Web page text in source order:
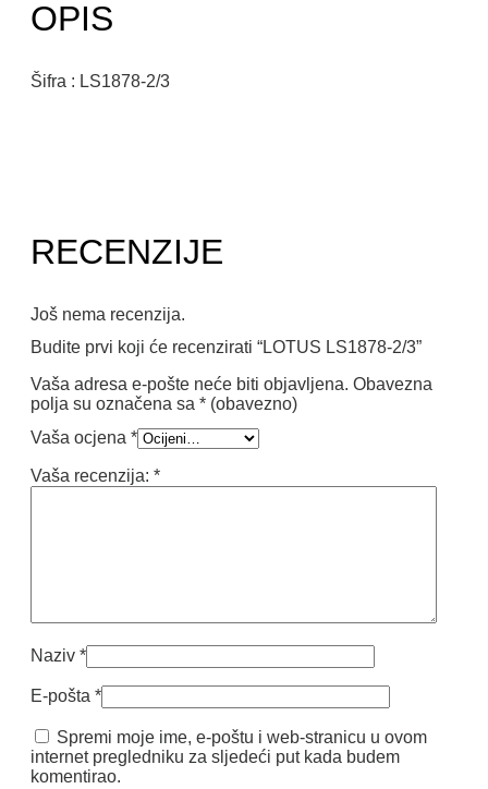
OPIS
Šifra : LS1878-2/3
RECENZIJE
Još nema recenzija.
Budite prvi koji će recenzirati “LOTUS LS1878-2/3”
Vaša adresa e-pošte neće biti objavljena. Obavezna
polja su označena sa * (obavezno)
Vaša ocjena *
Vaša recenzija: *
Naziv *
E-pošta *
Spremi moje ime, e-poštu i web-stranicu u ovom
internet pregledniku za sljedeći put kada budem
komentirao.